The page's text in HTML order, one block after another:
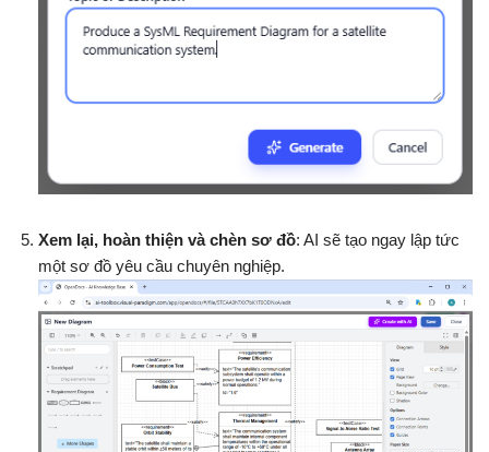
Xem lại, hoàn thiện và chèn sơ đồ: AI sẽ tạo ngay lập tức
một sơ đồ yêu cầu chuyên nghiệp.